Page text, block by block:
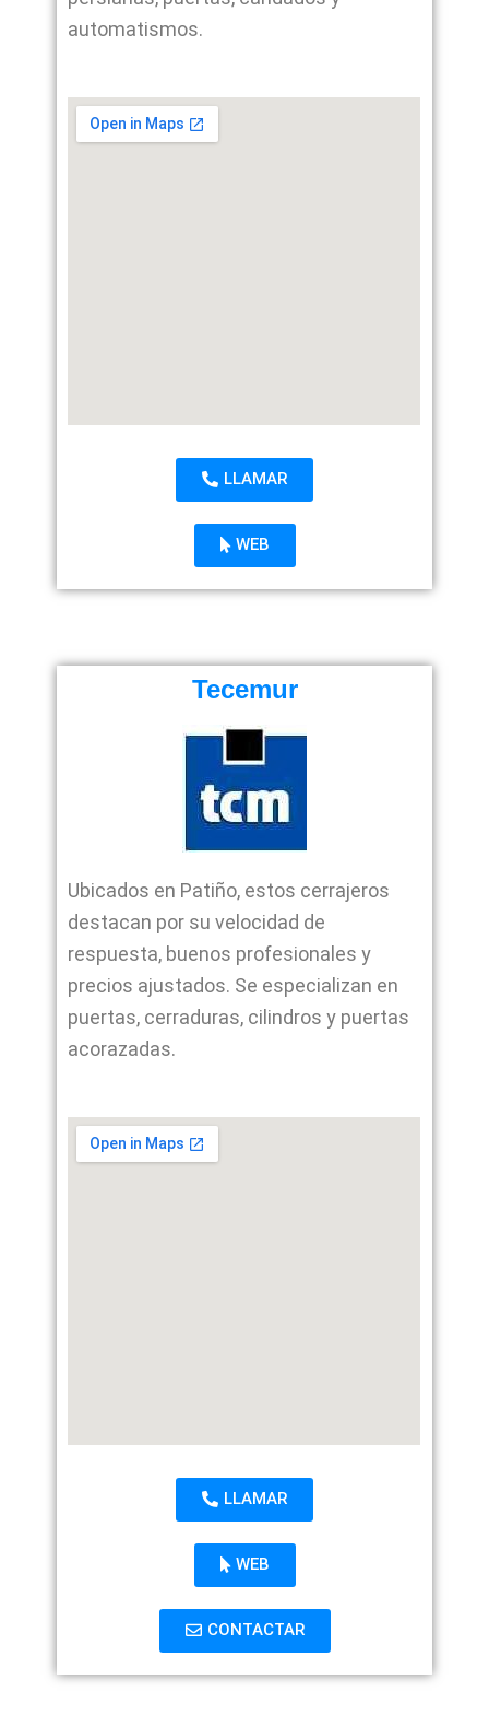
automatismos.
LLAMAR
WEB
Tecemur
Ubicados en Patiño, estos cerrajeros
destacan por su velocidad de
respuesta, buenos profesionales y
precios ajustados. Se especializan en
puertas, cerraduras, cilindros y puertas
acorazadas.
LLAMAR
WEB
CONTACTAR